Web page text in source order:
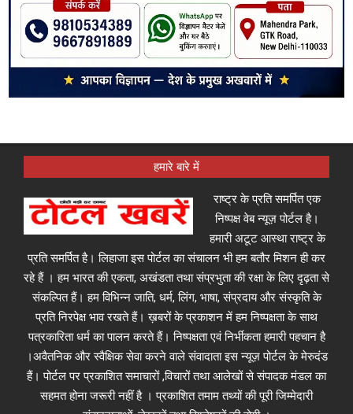
हमारे बारे में
राष्ट्र के प्रति समर्पित एक
निष्पक्ष वेब न्यूज़ पोर्टल है।
हमारी अटूट आस्था राष्ट्र के
प्रति समर्पित है। लिहाजा इस पोर्टल का संचालन भी हम बतौर मिशन ही कर
रहे हैं । हम भारत की एकता, अखंडता तथा संप्रभुता की रक्षा के लिए दृढ़ता से
संकल्पित हैं। हम विभिन्न जाति, धर्म, लिंग, भाषा, संप्रदाय और संस्कृति के
प्रति निरपेक्ष भाव रखते हैं। ख़बरों के प्रकाशन में हम निष्पक्षता के साथ
पत्रकारिता धर्म का पालन करते हैं। निष्पक्षता एवं निर्भीकता हमारी पहचान है
।अवैतनिक और स्वैक्षिक सेवा करने वाले संवादाता इस न्यूज़ पोर्टल के मेरुदंड
हैं। पोर्टल पर प्रकाशित समाचारों ,विचारों तथा आलेखों से संपादक मंडल का
सहमत होना जरूरी नहीं है । प्रकाशित तमाम तथ्यों की पूरी जिम्मेदारी